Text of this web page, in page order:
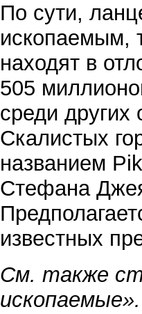
По сути,
ископаемым,
находят в
505
среди других
Скалистых
названием
Стефана
известных
См. также
ископаемые».